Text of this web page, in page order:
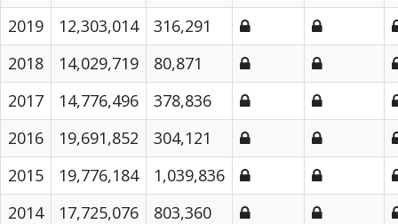
2019
12,303,014
316,291
2018
14,029,719
80,871
2017
14,776,496
378,836
2016
19,691,852
304,121
2015
19,776,184
1,039,836
2014
17,725,076
803,360